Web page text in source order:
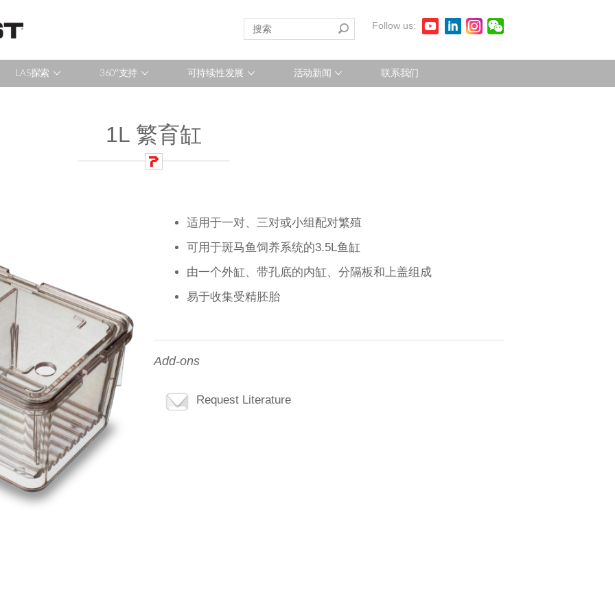
Follow us:
LAS探索 360°支持 可持续性发展 活动新闻 联系我们
1L 繁育缸
适用于一对、三对或小组配对繁殖
可用于斑马鱼饲养系统的3.5L鱼缸
由一个外缸、带孔底的内缸、分隔板和上盖组成
易于收集受精胚胎
Add-ons
Request Literature